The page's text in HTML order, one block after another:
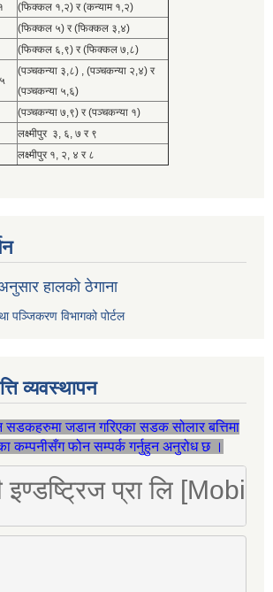
(फिक्कल १,२) र (कन्याम १,२)
(फिक्कल ५) र (फिक्कल ३,४)
(फिक्कल ६,९) र (फिक्कल ७,८)
(पञ्चकन्या ३,८) , (पञ्चकन्या २,४) र
(पञ्चकन्या ५,६)
(पञ्चकन्या ७,९) र (पञ्चकन्या १)
लक्ष्मीपुर ३, ६, ७ र ९
लक्ष्मीपुर १, २, ४ र ८
हालको ठेगाना
पञ्जिकरण विभागको पोर्टल
व्यवस्थापन
सडकहरुमा जडान गरिएका सडक सोलार बत्तिमा
कम्पनीसँग फोन सम्पर्क गर्नुहुन अनुरोध छ ।
इण्डष्ट्रिज प्रा लि